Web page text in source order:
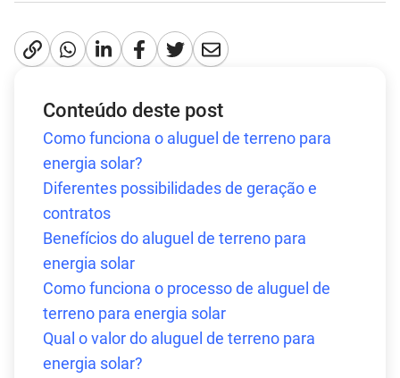
Conteúdo deste post
Como funciona o aluguel de terreno para
energia solar?
Diferentes possibilidades de geração e
contratos
Benefícios do aluguel de terreno para
energia solar
Como funciona o processo de aluguel de
terreno para energia solar
Qual o valor do aluguel de terreno para
energia solar?